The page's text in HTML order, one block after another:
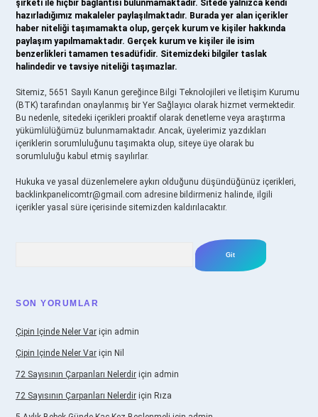
şirketi ile hiçbir bağlantısı bulunmamaktadır. Sitede yalnızca kendi
hazırladığımız makaleler paylaşılmaktadır. Burada yer alan içerikler
haber niteliği taşımamakta olup, gerçek kurum ve kişiler hakkında
paylaşım yapılmamaktadır. Gerçek kurum ve kişiler ile isim
benzerlikleri tamamen tesadüfidir. Sitemizdeki bilgiler taslak
halindedir ve tavsiye niteliği taşımazlar.
Sitemiz, 5651 Sayılı Kanun gereğince Bilgi Teknolojileri ve İletişim Kurumu
(BTK) tarafından onaylanmış bir Yer Sağlayıcı olarak hizmet vermektedir.
Bu nedenle, sitedeki içerikleri proaktif olarak denetleme veya araştırma
yükümlülüğümüz bulunmamaktadır. Ancak, üyelerimiz yazdıkları
içeriklerin sorumluluğunu taşımakta olup, siteye üye olarak bu
sorumluluğu kabul etmiş sayılırlar.
Hukuka ve yasal düzenlemelere aykırı olduğunu düşündüğünüz içerikleri,
backlinkpanelicomtr@gmail.com adresine bildirmeniz halinde, ilgili
içerikler yasal süre içerisinde sitemizden kaldırılacaktır.
SON YORUMLAR
Çipin Içinde Neler Var için admin
Çipin Içinde Neler Var için Nil
72 Sayısının Çarpanları Nelerdir için admin
72 Sayısının Çarpanları Nelerdir için Rıza